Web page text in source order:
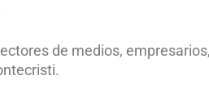
de medios, empresarios,